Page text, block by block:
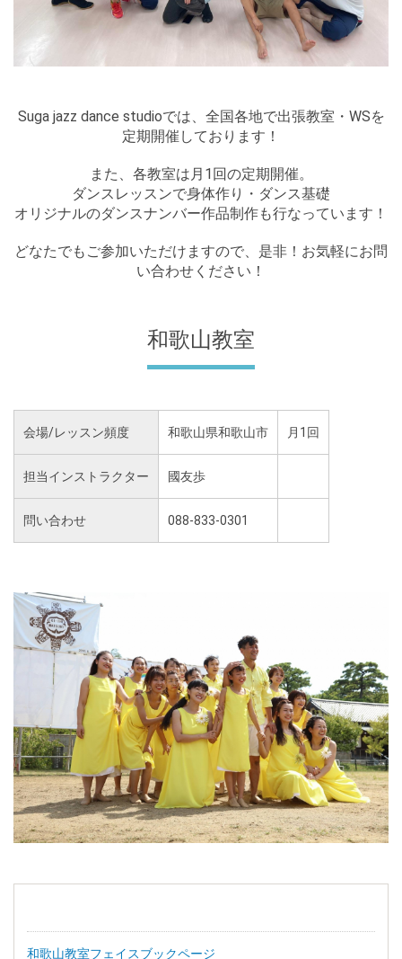
Suga jazz dance studioでは、 全国各地で出張教室・WSを
定期開催しております！
また、 各教室は月1回の定期開催。
ダンスレッスンで身体作り・ダンス基礎
オリジナルのダンスナンバー作品制作も行なっています！
どなたでもご参加いただけますので、是非！お気軽にお問
い合わせください！
和歌山教室
会場/レッスン頻度 和歌山県和歌山市 月1回
担当インストラクター 國友歩
問い合わせ 088-833-0301
和歌山教室フェイスブックページ